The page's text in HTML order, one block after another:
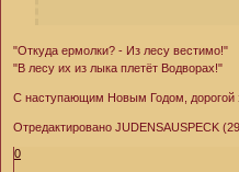
"Откуда ермолки? - Из лесу вестимо!"
"В лесу их из лыка плетёт Водворах!"
С наступающим Новым Годом, дорогой
Отредактировано JUDENSAUSPECK
0